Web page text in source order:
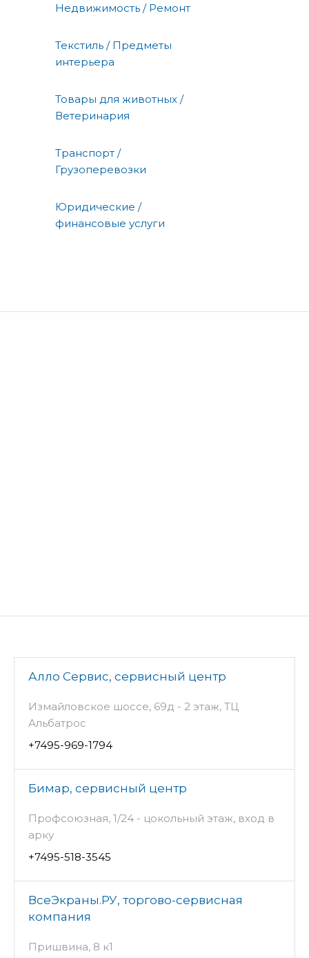
Недвижимость / Ремонт
Текстиль / Предметы
интерьера
Товары для животных /
Ветеринария
Транспорт /
Грузоперевозки
Юридические /
финансовые услуги
Алло Сервис, сервисный центр
Измайловское шоссе, 69д - 2 этаж, ТЦ
Альбатрос
+7495-969-1794
Бимар, сервисный центр
Профсоюзная, 1/24 - цокольный этаж, вход в
арку
+7495-518-3545
ВсеЭкраны.РУ, торгово-сервисная
компания
Пришвина, 8 к1